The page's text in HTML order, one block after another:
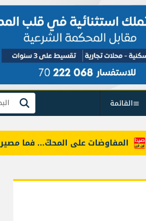
القائمة بحث
المفاوضات على المحكّ... فما مصيرها؟